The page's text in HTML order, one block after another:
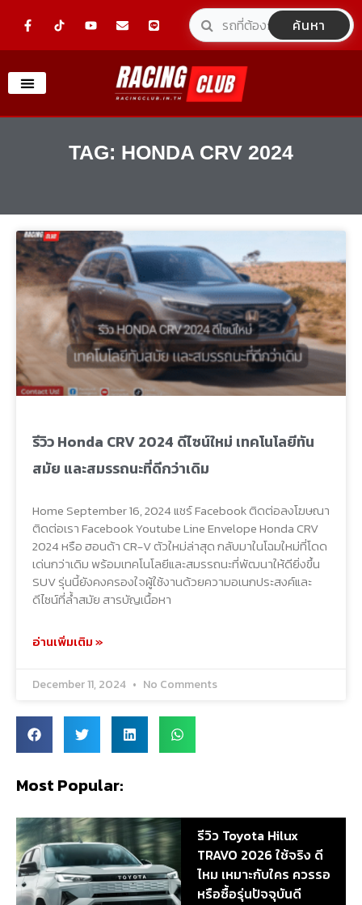
F
a
e
o
o
-
o
t
n
e
l
o
p
e
L
i
e
ค้นหา
TAG: HONDA CRV 2024
รีวิว Honda CRV 2024 ดีไซน์ใหม่ เทคโนโลยีทัน
สมัย และสมรรถนะที่ดีกว่าเดิม
Home September 16, 2024 แชร์ Facebook ติดต่อลงโฆษณา
ติดต่อเรา Facebook Youtube Line Envelope Honda CRV
2024 หรือ ฮอนด้า CR-V ตัวใหม่ล่าสุด กลับมาในโฉมใหม่ที่โดด
เด่นกว่าเดิม พร้อมเทคโนโลยีและสมรรถนะที่พัฒนาให้ดียิ่งขึ้น
SUV รุ่นนี้ยังคงครองใจผู้ใช้งานด้วยความอเนกประสงค์และ
ดีไซน์ที่ล้ำสมัย สารบัญเนื้อหา
อ่านเพิ่มเติม »
December 11, 2024 No Comments
Most Popular:
รีวิว Toyota Hilux
TRAVO 2026 ใช้จริง ดี
ไหม เหมาะกับใคร ควรรอ
หรือซื้อรุ่นปัจจุบันดี